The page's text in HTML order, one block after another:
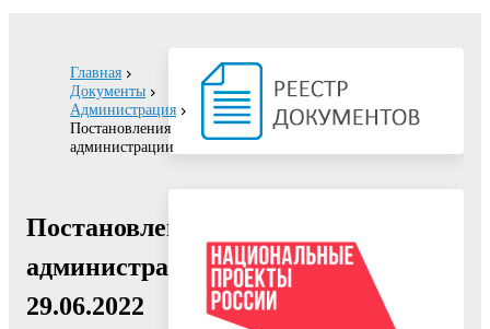
Главная
Документы
Администрация
Постановления
администрации
Постановление
администрации
29.06.2022